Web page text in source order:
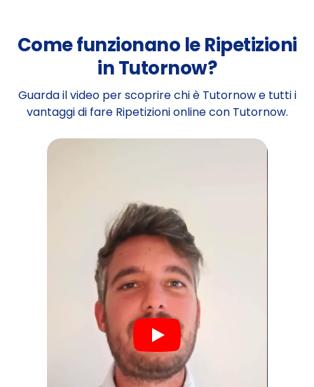
Come funzionano le Ripetizioni
in Tutornow?
Guarda il video per scoprire chi è Tutornow e tutti i
vantaggi di fare Ripetizioni online con Tutornow.